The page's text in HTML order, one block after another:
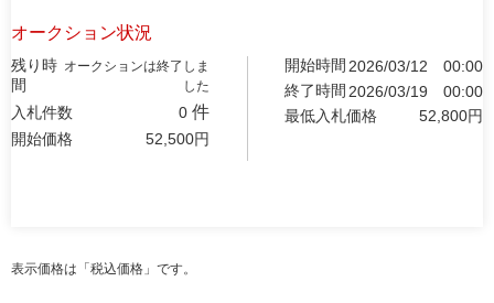
オークション状況
残り時
間
オークションは終了しま
した
入札件数 0 件
開始価格 52,500円
開始時間 2026/03/12
00:00
終了時間 2026/03/19
00:00
最低入札価格
52,800円
表示価格は「税込価格」です。